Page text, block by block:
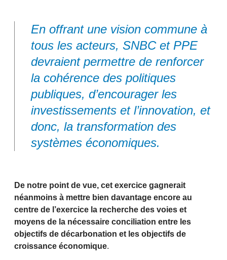
En offrant une vision commune à
tous les acteurs, SNBC et PPE
devraient permettre de renforcer
la cohérence des politiques
publiques, d’encourager les
investissements et l’innovation, et
donc, la transformation des
systèmes économiques.
De notre point de vue, cet exercice gagnerait
néanmoins à mettre bien davantage encore au
centre de l’exercice la recherche des voies et
moyens de la nécessaire conciliation entre les
objectifs de décarbonation et les objectifs de
croissance économique.